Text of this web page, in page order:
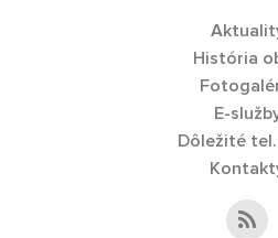
História
E-
Dôležité